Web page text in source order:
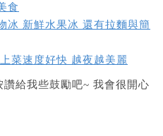
食
冰 新鮮水果冰 還有拉麵與簡
菜速度好快 越夜越美麗
給我些鼓勵吧~ 我會很開心